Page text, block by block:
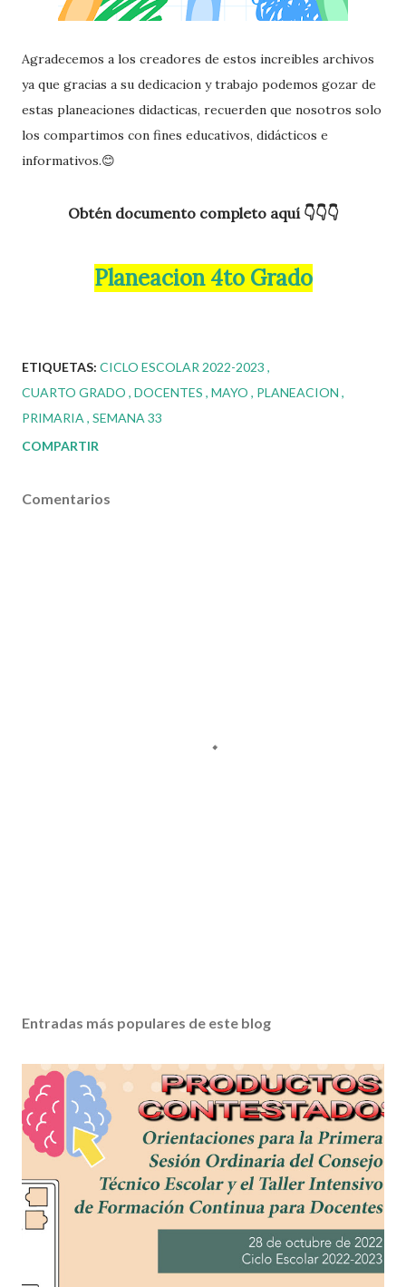
Agradecemos a los creadores de estos increibles archivos
ya que gracias a su dedicacion y trabajo podemos gozar de
estas planeaciones didacticas, recuerden que nosotros solo
los compartimos con fines educativos, didácticos e
informativos.😊
Obtén documento completo aquí 👇👇👇
Planeacion 4to Grado
ETIQUETAS: CICLO ESCOLAR 2022-2023
CUARTO GRADO DOCENTES MAYO
PLANEACION
PRIMARIA SEMANA 33
COMPARTIR
Comentarios
Entradas más populares de este blog